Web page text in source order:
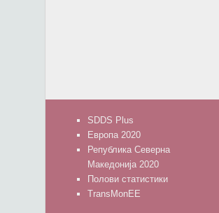
SDDS Plus
Европа 2020
Република Северна
Македонија 2020
Полови статистики
TransMonEE